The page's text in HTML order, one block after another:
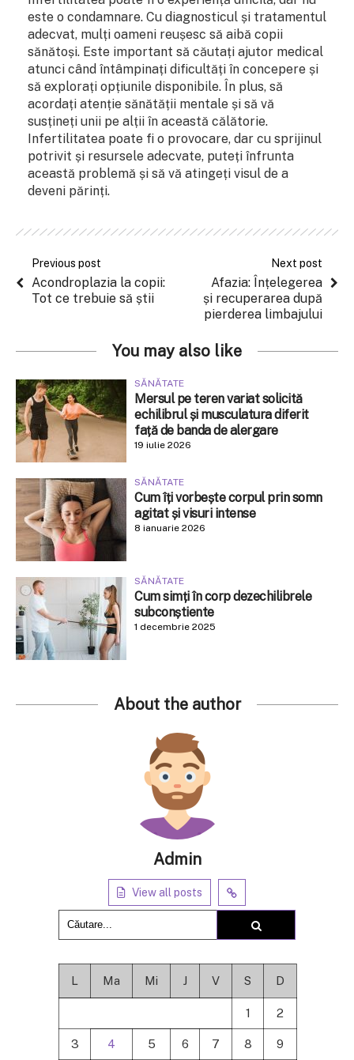
este o condamnare. Cu diagnosticul și tratamentul
adecvat, mulți oameni reușesc să aibă copii
sănătoși. Este important să căutați ajutor medical
atunci când întâmpinați dificultăți în concepere și
să explorați opțiunile disponibile. În plus, să
acordați atenție sănătății mentale și să vă
susțineți unii pe alții în această călătorie.
Infertilitatea poate fi o provocare, dar cu sprijinul
potrivit și resursele adecvate, puteți înfrunta
această problemă și să vă atingeți visul de a
deveni părinți.
Previous post
Acondroplazia la copii:
Tot ce trebuie să știi
Next post
Afazia: Înțelegerea
și recuperarea după
pierderea limbajului
You may also like
SĂNĂTATE
Mersul pe teren variat solicită
echilibrul și musculatura diferit
față de banda de alergare
19 iulie 2026
SĂNĂTATE
Cum îți vorbește corpul prin somn
agitat și visuri intense
8 ianuarie 2026
SĂNĂTATE
Cum simți în corp dezechilibrele
subconștiente
1 decembrie 2025
About the author
Admin
View all posts
L Ma Mi J V S D
1 2
3 4 5 6 7 8 9